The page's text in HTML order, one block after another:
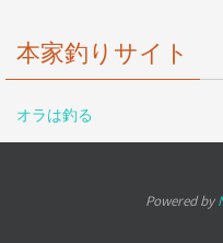
本家釣りサイト
オラは釣る
Powered by